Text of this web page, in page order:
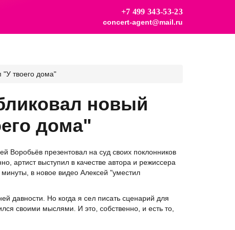
+7 499 343-53-23
concert-agent@mail.ru
"У твоего дома"
новый
дома"
Воробьёв презентовал на суд своих поклонников
артист выступил в качестве автора и режиссера
в новое видео Алексей "уместил
давности. Но когда я сел писать сценарий для
своими мыслями. И это, собственно, и есть то,